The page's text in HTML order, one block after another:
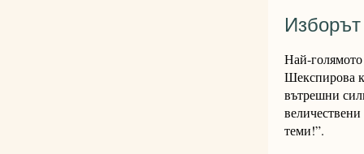
Най-голямото
Шекспирова
вътрешни
теми!”.